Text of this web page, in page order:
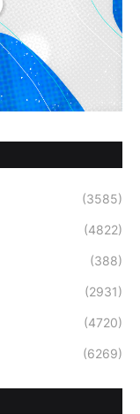
(3585)
(4822)
(388)
(2931)
(4720)
(6269)